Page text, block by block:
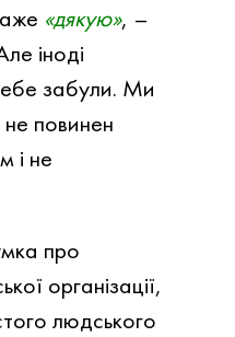
«дякую», –
іноді
забули. Ми
повинен
і не
про
організації,
людського